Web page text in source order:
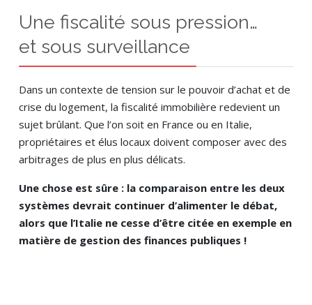
Une fiscalité sous pression…
et sous surveillance
Dans un contexte de tension sur le pouvoir d’achat et de
crise du logement, la fiscalité immobilière redevient un
sujet brûlant. Que l’on soit en France ou en Italie,
propriétaires et élus locaux doivent composer avec des
arbitrages de plus en plus délicats.
Une chose est sûre : la comparaison entre les deux
systèmes devrait continuer d’alimenter le débat,
alors que l’Italie ne cesse d’être citée en exemple en
matière de gestion des finances publiques !